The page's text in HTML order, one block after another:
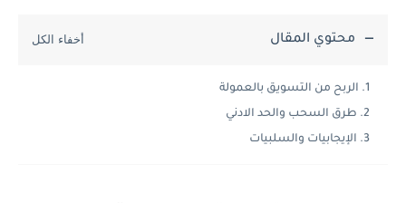
محتوي المقال
الربح من التسويق بالعمولة
طرق السحب والحد الادني
الإيجابيات والسلبيات